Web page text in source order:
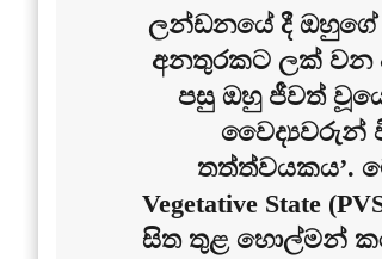
ලන්ඩනයේ දී
අනතුරකට ලක් වන
පසු ඔහු ජීවත්
වෛද්‍යවරුන්
තත්ත්වයකය’.
Vegetative State
සිත තුළ හොල්මන්